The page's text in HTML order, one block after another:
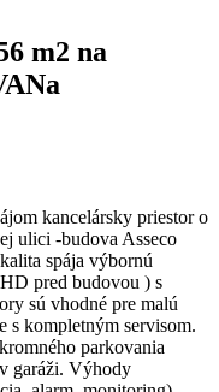
m2 na
kancelársky priestor o
ulici -budova Asseco
spája výbornú
pred budovou ) s
sú vhodné pre malú
s kompletným servisom.
parkovania
garáži. Výhody